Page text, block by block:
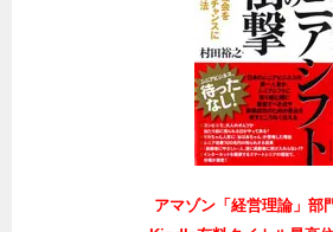
アマゾン「経営理論」部